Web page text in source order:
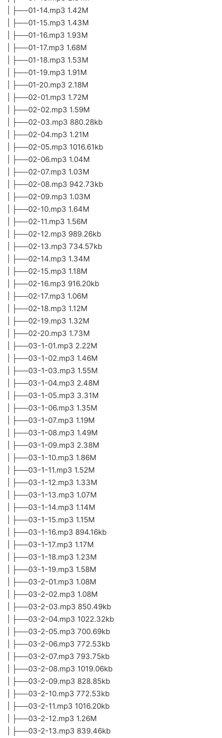
| ├──01-14.mp3 1.42M
| ├──01-15.mp3 1.43M
| ├──01-16.mp3 1.93M
| ├──01-17.mp3 1.68M
| ├──01-18.mp3 1.53M
| ├──01-19.mp3 1.91M
| ├──01-20.mp3 2.18M
| ├──02-01.mp3 1.72M
| ├──02-02.mp3 1.59M
| ├──02-03.mp3 880.28kb
| ├──02-04.mp3 1.21M
| ├──02-05.mp3 1016.61kb
| ├──02-06.mp3 1.04M
| ├──02-07.mp3 1.03M
| ├──02-08.mp3 942.73kb
| ├──02-09.mp3 1.03M
| ├──02-10.mp3 1.64M
| ├──02-11.mp3 1.56M
| ├──02-12.mp3 989.26kb
| ├──02-13.mp3 734.57kb
| ├──02-14.mp3 1.34M
| ├──02-15.mp3 1.18M
| ├──02-16.mp3 916.20kb
| ├──02-17.mp3 1.06M
| ├──02-18.mp3 1.12M
| ├──02-19.mp3 1.32M
| ├──02-20.mp3 1.73M
| ├──03-1-01.mp3 2.22M
| ├──03-1-02.mp3 1.46M
| ├──03-1-03.mp3 1.55M
| ├──03-1-04.mp3 2.48M
| ├──03-1-05.mp3 3.31M
| ├──03-1-06.mp3 1.35M
| ├──03-1-07.mp3 1.19M
| ├──03-1-08.mp3 1.49M
| ├──03-1-09.mp3 2.38M
| ├──03-1-10.mp3 1.86M
| ├──03-1-11.mp3 1.52M
| ├──03-1-12.mp3 1.33M
| ├──03-1-13.mp3 1.07M
| ├──03-1-14.mp3 1.14M
| ├──03-1-15.mp3 1.15M
| ├──03-1-16.mp3 894.16kb
| ├──03-1-17.mp3 1.17M
| ├──03-1-18.mp3 1.23M
| ├──03-1-19.mp3 1.58M
| ├──03-2-01.mp3 1.08M
| ├──03-2-02.mp3 1.08M
| ├──03-2-03.mp3 850.49kb
| ├──03-2-04.mp3 1022.32kb
| ├──03-2-05.mp3 700.69kb
| ├──03-2-06.mp3 772.53kb
| ├──03-2-07.mp3 793.75kb
| ├──03-2-08.mp3 1019.06kb
| ├──03-2-09.mp3 828.85kb
| ├──03-2-10.mp3 772.53kb
| ├──03-2-11.mp3 1016.20kb
| ├──03-2-12.mp3 1.26M
| ├──03-2-13.mp3 839.46kb